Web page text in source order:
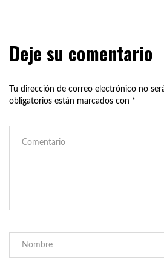
Deje su comentario
Tu dirección de correo electrónico no
obligatorios están marcados con *